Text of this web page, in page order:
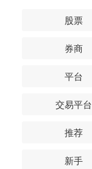
股票
券商
平台
交易平台
推荐
新手